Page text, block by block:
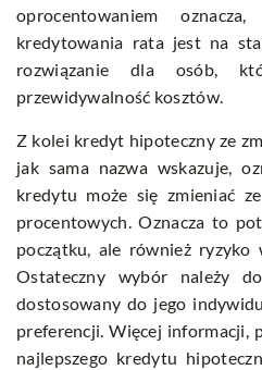
oprocentowaniem
kredytowania rata jest na
rozwiązanie dla osób,
przewidywalność kosztów.
Z kolei kredyt hipoteczny ze
jak sama nazwa wskazuje,
kredytu może się zmieniać
procentowych. Oznacza to
początku, ale również ryzyko
Ostateczny wybór należy
dostosowany do jego
preferencji. Więcej informacji,
najlepszego kredytu